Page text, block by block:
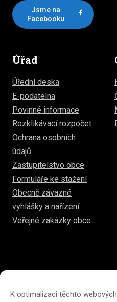
K optimalizaci těchto
Jsme na
Facebooku
Úřad
Úřední deska
E-podatelna
Povinné informace
Rozklikávací rozpočet
Ochrana osobních
údajů
Zastupitelstvo obce
Formuláře ke stažení
Obecně závazné
vyhlášky a nařízení
Veřejné zakázky obce
Prohlášení o přístupnosti